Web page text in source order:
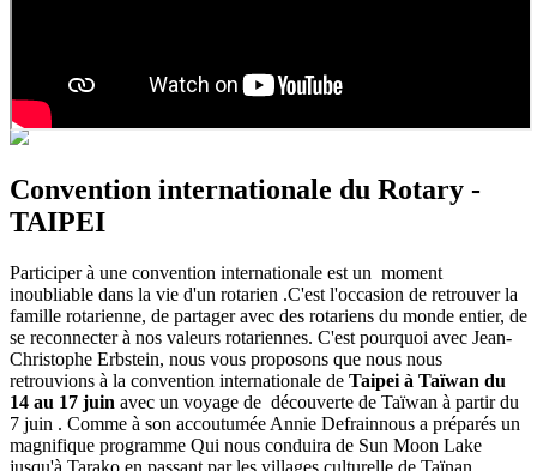
Convention internationale du Rotary -
TAIPEI
Participer à une convention internationale est un moment
inoubliable dans la vie d'un rotarien .C'est l'occasion de retrouver la
famille rotarienne, de partager avec des rotariens du monde entier, de
se reconnecter à nos valeurs rotariennes. C'est pourquoi avec Jean-
Christophe Erbstein, nous vous proposons que nous nous
retrouvions à la convention internationale de Taipei à Taïwan du
14 au 17 juin avec un voyage de découverte de Taïwan à partir du
7 juin . Comme à son accoutumée Annie Defrainnous a préparés un
magnifique programme Qui nous conduira de Sun Moon Lake
jusqu'à Tarako en passant par les villages culturelle de Taïnan